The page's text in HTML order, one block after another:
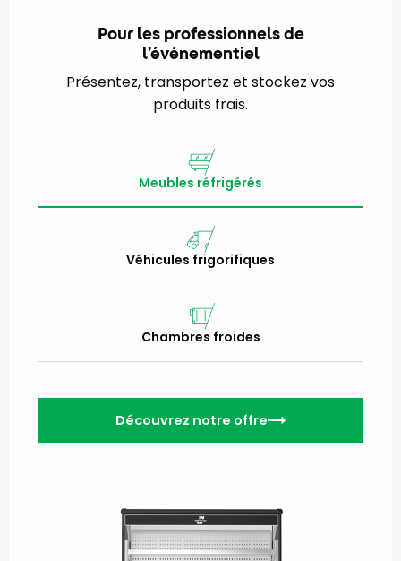
Pour les professionnels de
l’événementiel
Présentez, transportez et stockez vos
produits frais.
Meubles réfrigérés
Véhicules frigorifiques
Chambres froides
Découvrez notre offre